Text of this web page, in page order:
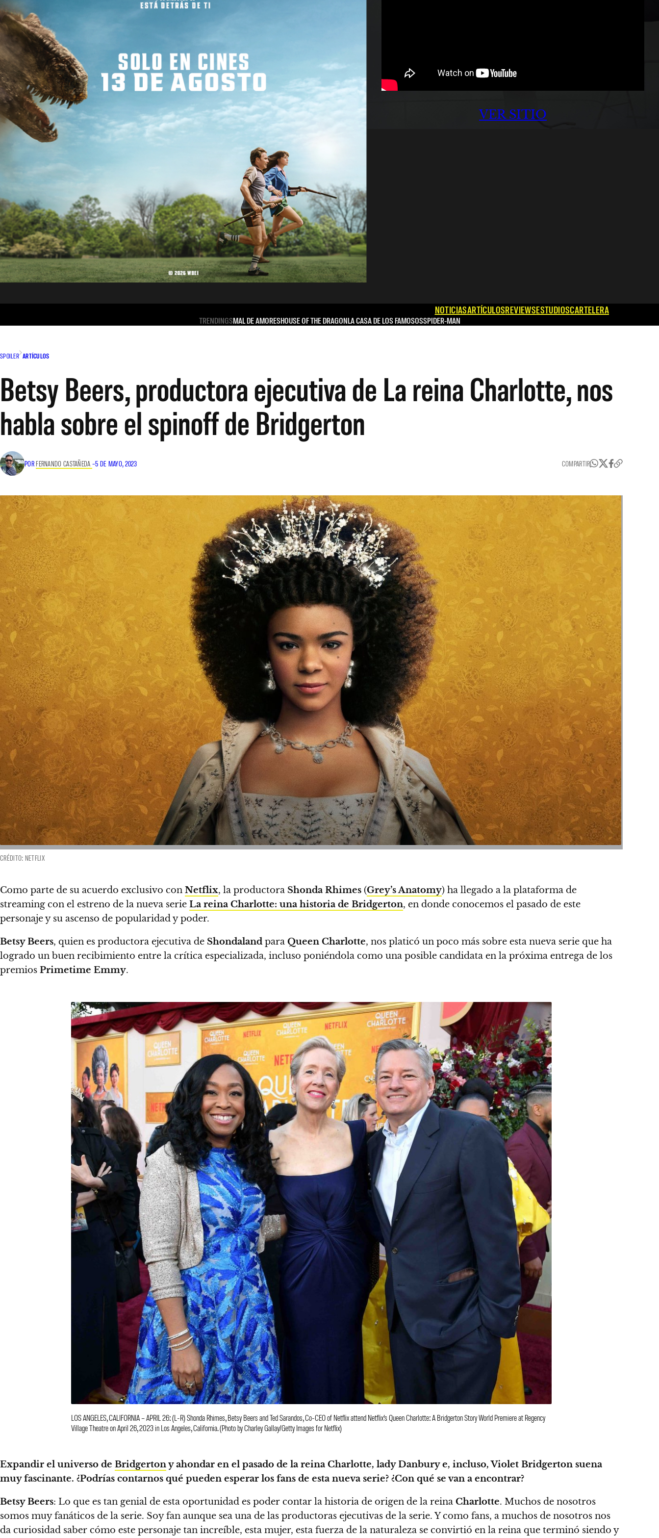
VER SITIO
NOTICIASARTÍCULOSREVIEWSESTUDIOSCARTELERA
TRENDINGSMAL DE AMORESHOUSE OF THE DRAGONLA CASA DE LOS FAMOSOSSPIDER-MAN
SPOILER ARTÍCULOS
Betsy Beers, productora ejecutiva de La reina Charlotte, nos
habla sobre el spinoff de Bridgerton
POR FERNANDO CASTAÑEDA –5 DE MAYO, 2023 COMPARTIR
CRÉDITO: NETFLIX
Como parte de su acuerdo exclusivo con Netflix, la productora Shonda Rhimes (Grey’s Anatomy) ha llegado a la plataforma de
streaming con el estreno de la nueva serie La reina Charlotte: una historia de Bridgerton, en donde conocemos el pasado de este
personaje y su ascenso de popularidad y poder.
Betsy Beers, quien es productora ejecutiva de Shondaland para Queen Charlotte, nos platicó un poco más sobre esta nueva serie que ha
logrado un buen recibimiento entre la crítica especializada, incluso poniéndola como una posible candidata en la próxima entrega de los
premios Primetime Emmy.
LOS ANGELES, CALIFORNIA – APRIL 26: (L-R) Shonda Rhimes, Betsy Beers and Ted Sarandos, Co-CEO of Netflix attend Netflix’s Queen Charlotte: A Bridgerton Story World Premiere at Regency
Village Theatre on April 26, 2023 in Los Angeles, California. (Photo by Charley Gallay/Getty Images for Netflix)
Expandir el universo de Bridgertony ahondar en el pasado de la reina Charlotte, lady Danbury e, incluso, Violet Bridgerton suena
muy fascinante. ¿Podrías contarnos qué pueden esperar los fans de esta nueva serie? ¿Con qué se van a encontrar?
Betsy Beers: Lo que es tan genial de esta oportunidad es poder contar la historia de origen de la reina Charlotte. Muchos de nosotros
somos muy fanáticos de la serie. Soy fan aunque sea una de las productoras ejecutivas de la serie. Y como fans, a muchos de nosotros nos
da curiosidad saber cómo este personaje tan increíble, esta mujer, esta fuerza de la naturaleza se convirtió en la reina que terminó siendo y